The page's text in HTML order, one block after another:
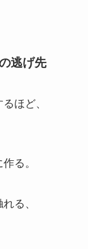
逃げ先
ほど、
る。
る、